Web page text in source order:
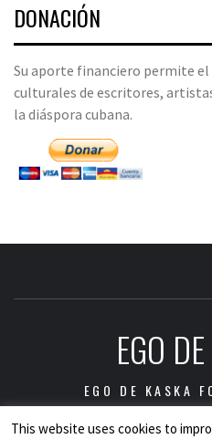
DONACIÓN
Su aporte financiero permite
culturales de escritores,
la diáspora cubana.
EGO
EGO DE KASKA
This website uses cookies to